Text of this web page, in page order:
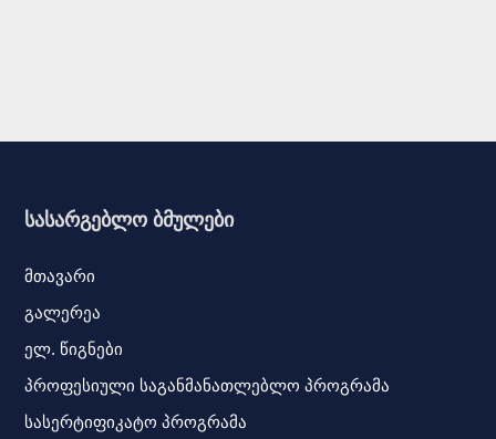
სასარგებლო ბმულები
მთავარი
გალერეა
ელ. წიგნები
პროფესიული საგანმანათლებლო პროგრამა
სასერტიფიკატო პროგრამა